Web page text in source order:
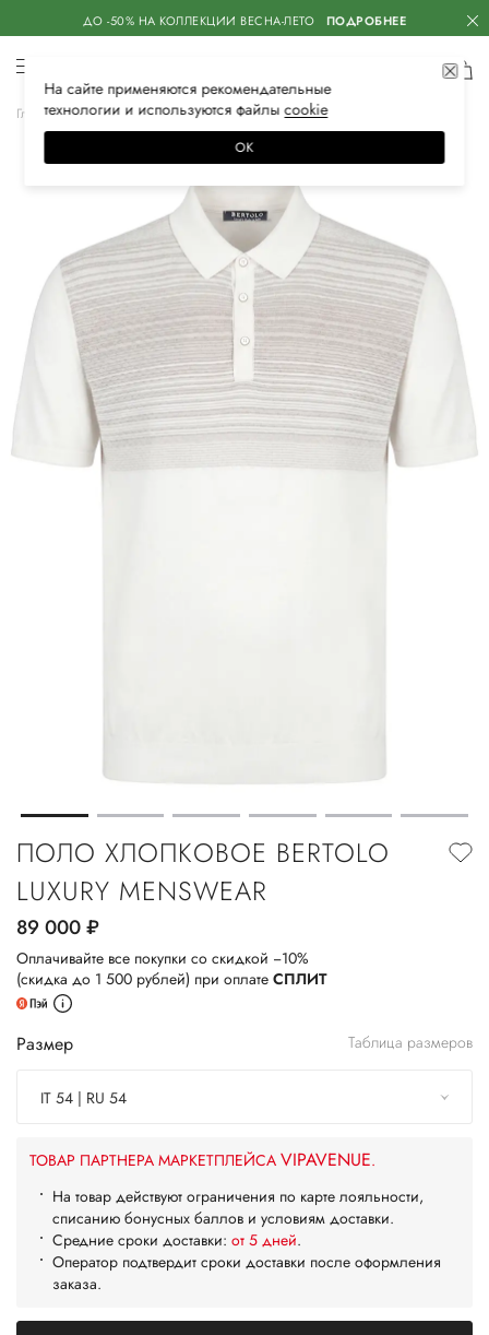
ДО -50% НА КОЛЛЕКЦИИ ВЕСНА-ЛЕТО ПОДРОБНЕЕ
Главная Мужская Одежда Поло Поло с коротким рукавом
ПОЛО ХЛОПКОВОЕ BERTOLO
LUXURY MENSWEAR
89 000руб.
Оплачивайте все покупки со скидкой −10%
(скидка до 1 500 рублей) при оплате СПЛИТ
Размер Таблица размеров
IT 54 | RU 54
ТОВАР ПАРТНЕРА МАРКЕТПЛЕЙСА VIPAVENUE.
На товар действуют ограничения по карте лояльности,
списанию бонусных баллов и условиям доставки.
Средние сроки доставки: от 5 дней.
Оператор подтвердит сроки доставки после оформления
заказа.
На сайте применяются рекомендательные
технологии и используются файлысооkiе
ОК